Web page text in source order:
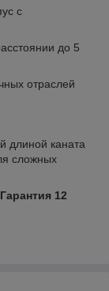
с
до 5
отраслей
длиной каната
сложных
12